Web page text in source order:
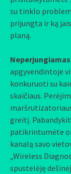
su tinklo
prijungta ir ką
planą.
apgyvendintoje
konkuruoti su
skaičiaus.
greitį.
patikrintumėte
kanalą savo
„Wireless
spustelėję